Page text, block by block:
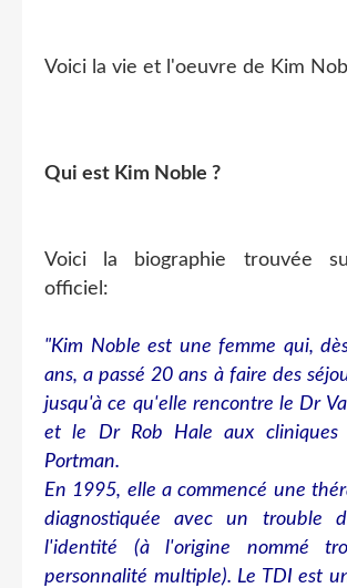
Voici la vie et l'oeuvre de Kim
Qui est Kim Noble ?
Voici la biographie trouvée
officiel:
"Kim Noble est une femme qui,
ans, a passé 20 ans à faire des
jusqu'à ce qu'elle rencontre le Dr
et le Dr Rob Hale aux cliniques
Portman.
En 1995, elle a commencé une
diagnostiquée avec un trouble
l'identité (à l'origine nommé
personnalité multiple). Le TDI est